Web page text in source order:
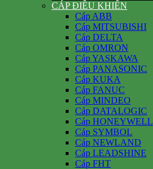
CÁP ĐIỀU KHIỂN
Cáp ABB
Cáp MITSUBISHI
Cáp DELTA
Cáp OMRON
Cáp YASKAWA
Cáp PANASONIC
Cáp KUKA
Cáp FANUC
Cáp MINDEO
Cáp DATALOGIC
Cáp HONEYWELL
Cáp SYMBOL
Cáp NEWLAND
Cáp LEADSHINE
Cáp FHT